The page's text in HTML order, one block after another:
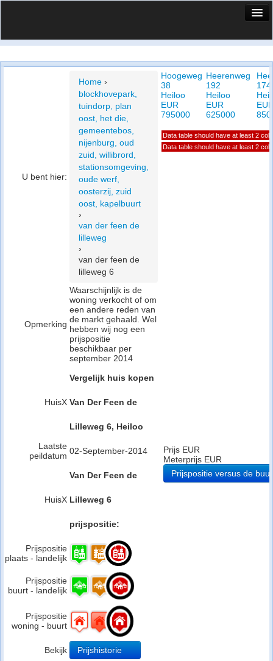
Vergelijk prijsposities - wijk
Cookie beleid
U bent hier:
Home ›
blockhovepark,
tuindorp, plan
oost, het die,
gemeentebos,
nijenburg, oud
zuid, willibrord,
stationsomgeving,
oude werf,
oosterzij, zuid
oost, kapelbuurt
›
van der feen de
lilleweg
›
van der feen de
lilleweg 6
Opmerking
Waarschijnlijk is de
woning verkocht of om
een andere reden van
de markt gehaald. Wel
hebben wij nog een
prijspositie
beschikbaar per
september 2014
HuisX
Vergelijk huis kopen
Van Der Feen de
Lilleweg 6, Heiloo
Laatste
peildatum 02-September-2014
HuisX
Van Der Feen de
Lilleweg 6
prijspositie:
Prijspositie
plaats - landelijk
Prijspositie
buurt - landelijk
Prijspositie
woning - buurt
Bekijk Prijshistorie
Hoogeweg
38
Heiloo
EUR
795000
Heerenweg
192
Heiloo
EUR
625000
174
Data table should have at least 2
Data table should have at least 2
Prijs EUR
Meterprijs EUR
Prijspositie versus de